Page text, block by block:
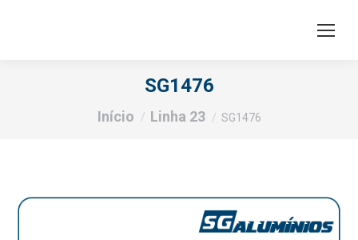
SG1476
Você está aqui:
Início Linha 23 SG1476